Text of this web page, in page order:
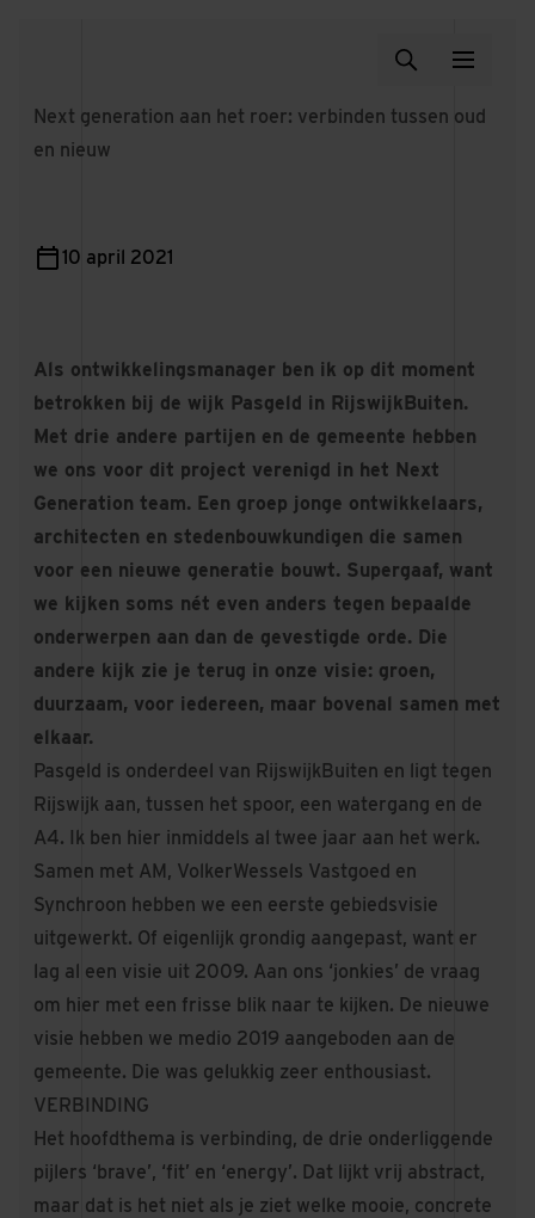
Next generation aan het roer: verbinden tussen oud
en nieuw
10 april 2021
Als ontwikkelingsmanager ben ik op dit moment
betrokken bij de wijk Pasgeld in RijswijkBuiten.
Met drie andere partijen en de gemeente hebben
we ons voor dit project verenigd in het Next
Generation team. Een groep jonge ontwikkelaars,
architecten en stedenbouwkundigen die samen
voor een nieuwe generatie bouwt. Supergaaf, want
we kijken soms nét even anders tegen bepaalde
onderwerpen aan dan de gevestigde orde. Die
andere kijk zie je terug in onze visie: groen,
duurzaam, voor iedereen, maar bovenal samen met
elkaar.
Pasgeld is onderdeel van RijswijkBuiten en ligt tegen
Rijswijk aan, tussen het spoor, een watergang en de
A4. Ik ben hier inmiddels al twee jaar aan het werk.
Samen met AM, VolkerWessels Vastgoed en
Synchroon hebben we een eerste gebiedsvisie
uitgewerkt. Of eigenlijk grondig aangepast, want er
lag al een visie uit 2009. Aan ons ‘jonkies’ de vraag
om hier met een frisse blik naar te kijken. De nieuwe
visie hebben we medio 2019 aangeboden aan de
gemeente. Die was gelukkig zeer enthousiast.
VERBINDING
Het hoofdthema is verbinding, de drie onderliggende
pijlers ‘brave’, ‘fit’ en ‘energy’. Dat lijkt vrij abstract,
maar dat is het niet als je ziet welke mooie, concrete